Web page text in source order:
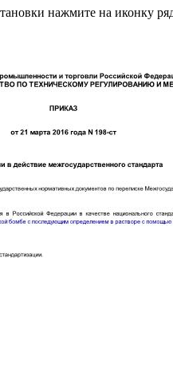
нажмите на иконку